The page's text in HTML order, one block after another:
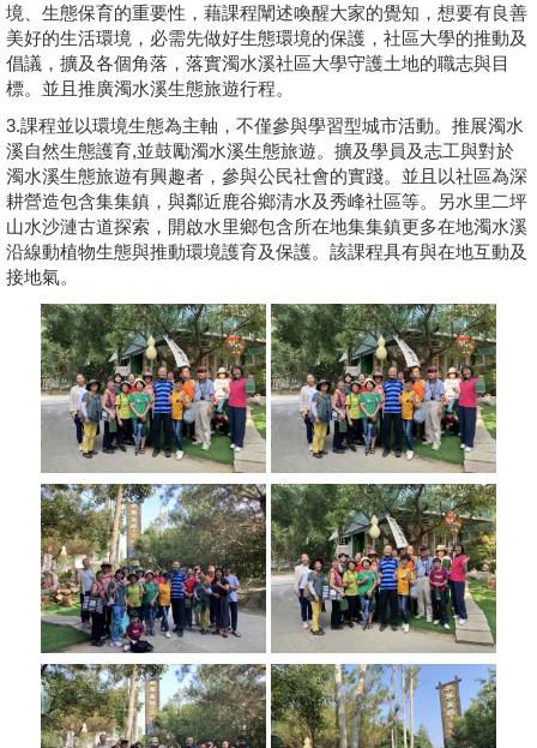
校務行政
境、生態保育的重要性，藉課程闡述喚醒大家的覺知，想要有良善
美好的生活環境，必需先做好生態環境的保護，社區大學的推動及
倡議，擴及各個角落，落實濁水溪社區大學守護土地的職志與目
標。並且推廣濁水溪生態旅遊行程。
3.課程並以環境生態為主軸，不僅參與學習型城市活動。推展濁水
溪自然生態護育,並鼓勵濁水溪生態旅遊。擴及學員及志工與對於
濁水溪生態旅遊有興趣者，參與公民社會的實踐。並且以社區為深
耕營造包含集集鎮，與鄰近鹿谷鄉清水及秀峰社區等。另水里二坪
山水沙漣古道探索，開啟水里鄉包含所在地集集鎮更多在地濁水溪
沿線動植物生態與推動環境護育及保護。該課程具有與在地互動及
接地氣。